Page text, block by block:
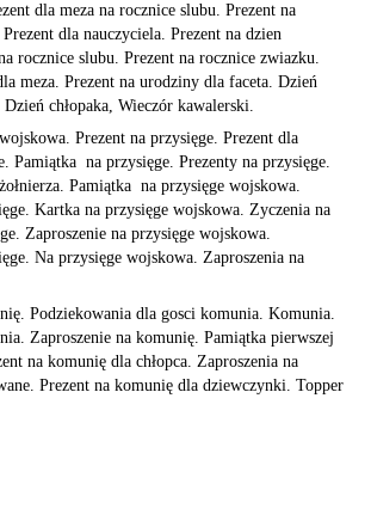
dla meza na rocznice slubu. Prezent na
dla nauczyciela. Prezent na dzien
rocznice slubu. Prezent na rocznice zwiazku.
meza. Prezent na urodziny dla faceta. Dzień
chłopaka, Wieczór kawalerski.
Prezent na przysięge. Prezent dla
Pamiątka na przysięge. Prezenty na przysięge.
Pamiątka na przysięge wojskowa.
Kartka na przysięge wojskowa. Zyczenia na
Zaproszenie na przysięge wojskowa.
Na przysięge wojskowa. Zaproszenia na
Podziekowania dla gosci komunia. Komunia.
Zaproszenie na komunię. Pamiątka pierwszej
na komunię dla chłopca. Zaproszenia na
Prezent na komunię dla dziewczynki. Topper